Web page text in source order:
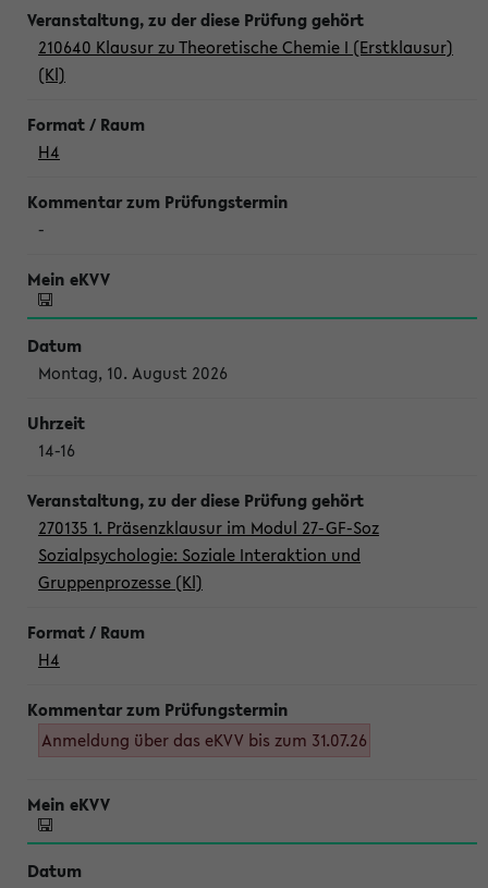
210640 Klausur zu Theoretische Chemie I (Erstklausur)
(Kl)
H4
-
Montag, 10. August 2026
14-16
270135 1. Präsenzklausur im Modul 27-GF-Soz
Sozialpsychologie: Soziale Interaktion und
Gruppenprozesse (Kl)
H4
Anmeldung über das eKVV bis zum 31.07.26